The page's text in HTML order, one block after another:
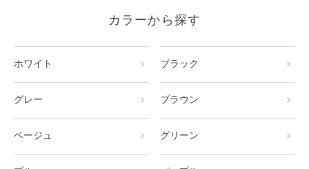
カラーから探す
ホワイト ブラック
グレー ブラウン
ベージュ グリーン